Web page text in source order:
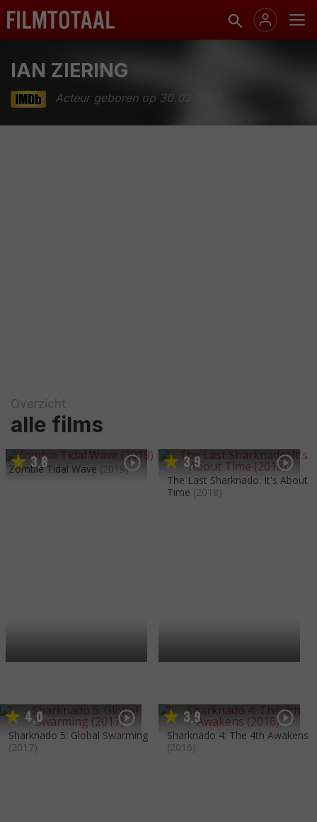
IAN ZIERING
Acteur geboren op 30.03.1964
Overzicht
alle films
3,8
Zombie Tidal Wave (2019) 3,9
The Last Sharknado: It's About
Time (2018)
4,0
Sharknado 5: Global Swarming
(2017)
3,9
Sharknado 4: The 4th Awakens
(2016)